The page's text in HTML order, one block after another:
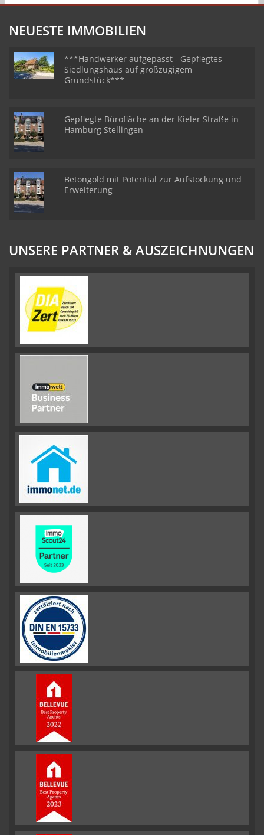
NEUESTE IMMOBILIEN
***Handwerker aufgepasst - Gepflegtes
Siedlungshaus auf großzügigem
Grundstück***
Gepflegte Bürofläche an der Kieler Straße in
Hamburg Stellingen
Betongold mit Potential zur Aufstockung und
Erweiterung
UNSERE PARTNER & AUSZEICHNUNGEN